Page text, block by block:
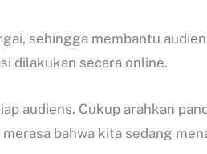
sehingga membantu
dilakukan secara online.
audiens. Cukup arahkan
bahwa kita sedang